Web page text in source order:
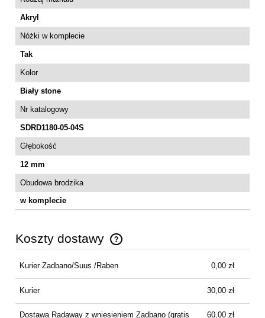
Akryl
Nóżki w komplecie
Tak
Kolor
Biały stone
Nr katalogowy
SDRD1180-05-04S
Głębokość
12 mm
Obudowa brodzika
w komplecie
Koszty dostawy
Cena nie zawiera ewentualnych kosztów płatności
Kurier Zadbano/Suus /Raben 0,00 zł
Kurier 30,00 zł
Dostawa Radaway z wniesieniem Zadbano(gratis
60,00 zł